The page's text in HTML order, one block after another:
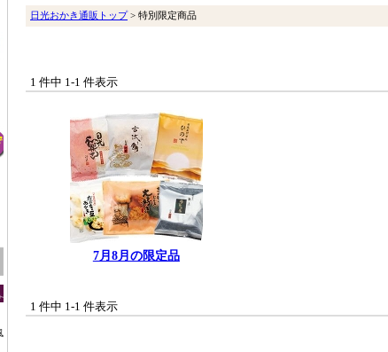
日光おかき通販トップ> 特別限定商品
1 件中 1-1 件表示
7月8月の限定品
1 件中 1-1 件表示